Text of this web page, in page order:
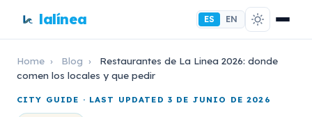
lalínea ES EN
Home › Blog ›
Restaurantes de La Linea 2026: donde
comen los locales y que pedir
CITY GUIDE · LAST UPDATED 3 DE JUNIO DE 2026